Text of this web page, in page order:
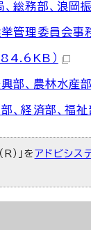
総務部、浪
管理委員会
84.6KB）
興部、農林水
、経済部、福
」をアドビシス